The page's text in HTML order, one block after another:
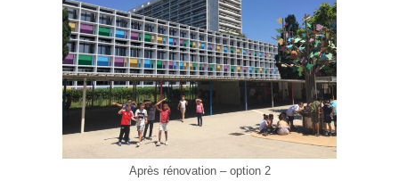
Après rénovation – option 2